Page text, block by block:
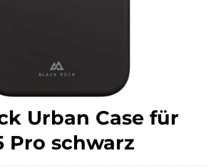
Urban Case für
Pro schwarz